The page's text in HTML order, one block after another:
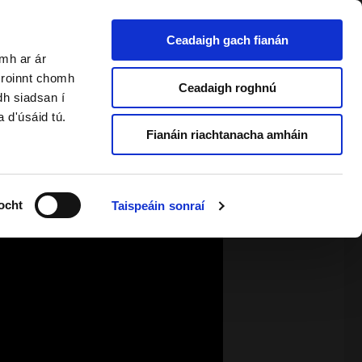
ar ár
chomh
siadsan í
d'úsáid tú.
Taispeáin sonraí
Ceadaigh gach fianán
Ceadaigh roghnú
Fianáin riachtanacha amháin
Foghlaimeoirí Fásta